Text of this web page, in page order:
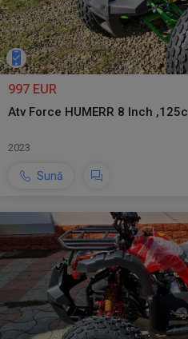
997 EUR
Atv Force HUMERR 8 Inch
2023
Sună